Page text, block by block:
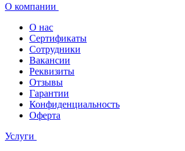
О компании
О нас
Сертификаты
Сотрудники
Вакансии
Реквизиты
Отзывы
Гарантии
Конфиденциальность
Оферта
Услуги